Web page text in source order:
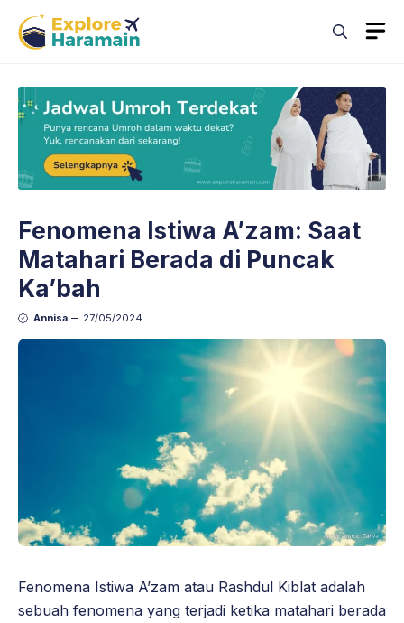
content
Fenomena Istiwa A’zam: Saat
Matahari Berada di Puncak
Ka’bah
Annisa 27/05/2024
Fenomena Istiwa A’zam atau Rashdul Kiblat adalah
sebuah fenomena yang terjadi ketika matahari berada